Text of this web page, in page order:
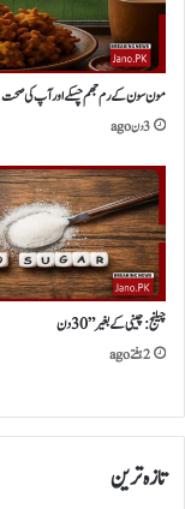
مون سون کے رم جھم چسکے اور آپ کی صحت
3 دن ago
چیلنج :چینی کے بغیر ” 30 دن
2 ہفتے ago
تازہ ترین